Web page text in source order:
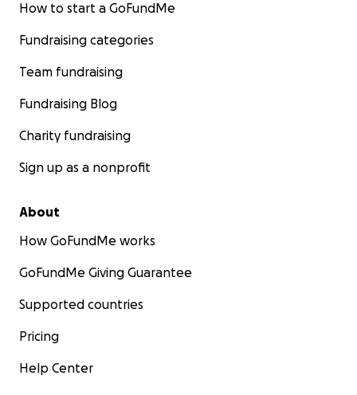
How to start a GoFundMe
Fundraising categories
Team fundraising
Fundraising Blog
Charity fundraising
Sign up as a nonprofit
About
How GoFundMe works
GoFundMe Giving Guarantee
Supported countries
Pricing
Help Center